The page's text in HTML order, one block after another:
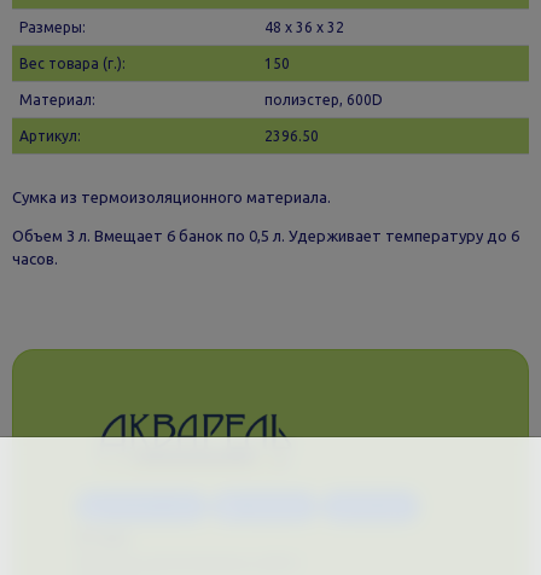
Размеры: 48 х 36 x 32
Вес товара (г.): 150
Материал: полиэстер, 600D
Артикул: 2396.50
Сумка из термоизоляционного материала.
Объем 3 л. Вмещает 6 банок по 0,5 л. Удерживает температуру до 6
часов.